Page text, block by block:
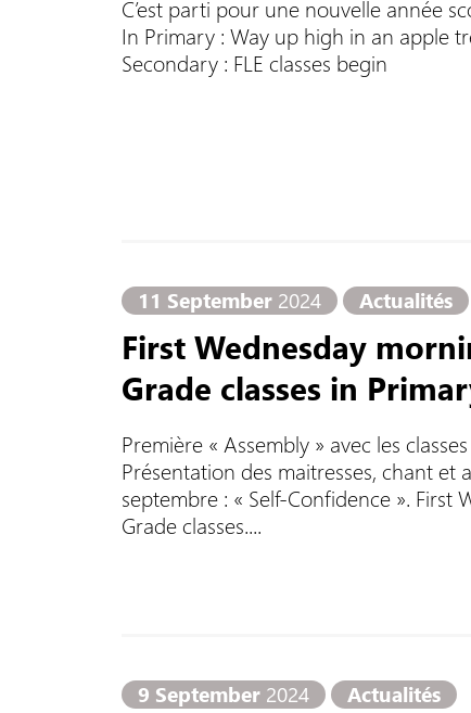
C’est parti pour une nouvelle année
In Primary : Way up high in an apple
Secondary : FLE classes begin
11 September 2024 Actualités
First Wednesday
Grade classes in
Première « Assembly » avec les
Présentation des maitresses, chant
septembre : « Self-Confidence ».
Grade classes....
9 September 2024 Actualités